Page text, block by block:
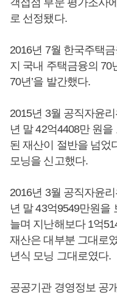
객접점 부문 평가조사
로 선정됐다.
2016년 7월 한국주택
지 국내 주택금융의 70
70년’을 발간했다.
2015년 3월 공직자윤
년 말 42억4408만 원
된 재산이 절반을 넘었
모닝을 신고했다.
2016년 3월 공직자윤
년 말 43억9549만원을
늘며 지난해보다 1억
재산은 대부분 그대로
년식 모닝 그대로였다.
공공기관 경영정보 공